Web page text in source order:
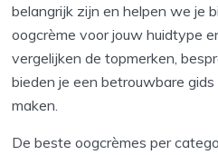
belangrijk zijn en helpen we je
oogcrème voor jouw huidtype
vergelijken de topmerken,
bieden je een betrouwbare
maken.
De beste oogcrèmes per